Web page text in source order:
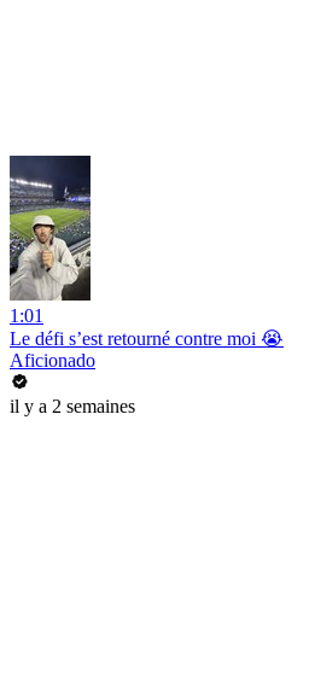
1:01
Le défi s’est retourné contre moi 😭
Aficionado
il y a 2 semaines